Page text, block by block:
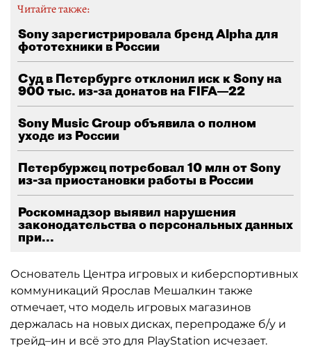
Читайте также:
Sony зарегистрировала бренд Alpha для
фототехники в России
Суд в Петербурге отклонил иск к Sony на
900 тыс. из-за донатов на FIFA—22
Sony Music Group объявила о полном
уходе из России
Петербуржец потребовал 10 млн от Sony
из-за приостановки работы в России
Роскомнадзор выявил нарушения
законодательства о персональных данных
при...
Основатель Центра игровых и киберспортивных
коммуникаций Ярослав Мешалкин также
отмечает, что модель игровых магазинов
держалась на новых дисках, перепродаже б/у и
трейд–ин и всё это для PlayStation исчезает.